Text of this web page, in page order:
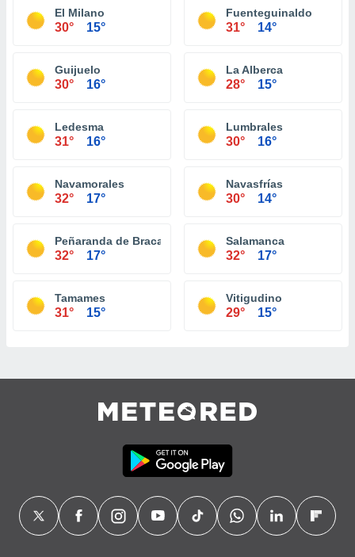
El Milano
30° 15°
Fuenteguinaldo
31° 14°
Guijuelo
30° 16°
La Alberca
28° 15°
Ledesma
31° 16°
Lumbrales
30° 16°
Navamorales
32° 17°
Navasfrías
30° 14°
Peñaranda de Bracamonte
32° 17°
Salamanca
32° 17°
Tamames
31° 15°
Vitigudino
29° 15°